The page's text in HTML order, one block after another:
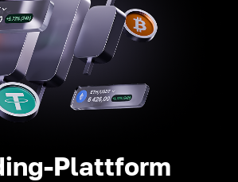
Plattform